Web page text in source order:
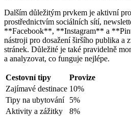
Dalším důležitým prvkem je aktivní
prostřednictvím sociálních sítí,
**Facebook**, **Instagram** a
nástroji pro dosažení širšího publika a
stránek. Důležité je také pravidelně
a analyzovat, co funguje nejlépe.
Cestovní tipy
Provize
Zajímavé destinace 10%
Tipy na ubytování
5%
Aktivity a zážitky
8%